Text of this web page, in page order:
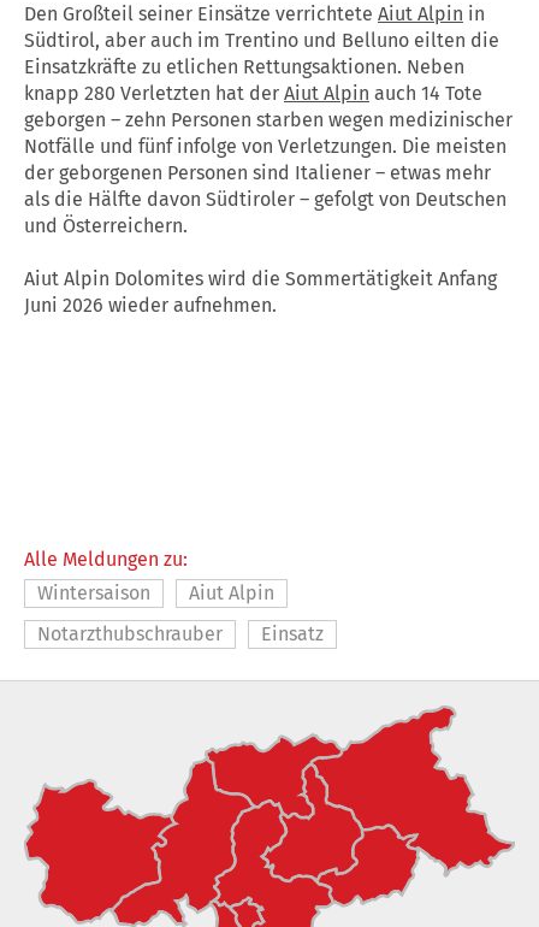
Den Großteil seiner Einsätze verrichtete Aiut Alpin in
Südtirol, aber auch im Trentino und Belluno eilten die
Einsatzkräfte zu etlichen Rettungsaktionen. Neben
knapp 280 Verletzten hat der Aiut Alpin auch 14 Tote
geborgen – zehn Personen starben wegen medizinischer
Notfälle und fünf infolge von Verletzungen. Die meisten
der geborgenen Personen sind Italiener – etwas mehr
als die Hälfte davon Südtiroler – gefolgt von Deutschen
und Österreichern.
Aiut Alpin Dolomites wird die Sommertätigkeit Anfang
Juni 2026 wieder aufnehmen.
Alle Meldungen zu:
Wintersaison
Aiut Alpin
Notarzthubschrauber
Einsatz